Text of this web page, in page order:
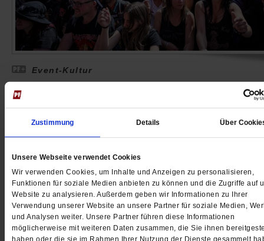
Zustimmung Details Über
Unsere Webseite verwendet Cookies
Wir verwenden Cookies, um Inhalte und Anzeigen zu personalisieren,
Funktionen für soziale Medien anbieten zu können und die Zugriffe auf
Website zu analysieren. Außerdem geben wir Informationen zu Ihrer
Verwendung unserer Website an unsere Partner für soziale Medien,
und Analysen weiter. Unsere Partner führen diese Informationen
möglicherweise mit weiteren Daten zusammen, die Sie ihnen
haben oder die sie im Rahmen Ihrer Nutzung der Dienste gesammelt
Event-Kultur
Live is Life
Viele Menschen zahlen horrende Preise, um bei
Konzerten und Sportereignissen dabei zu sein. Das
auch mit einer Sehnsucht zu tun. Ein Kommentar. /
vonConstantin Wißmann